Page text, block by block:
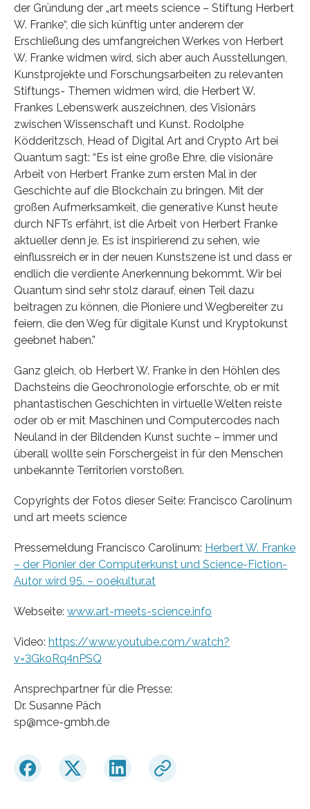
der Gründung der „art meets science – Stiftung Herbert
W. Franke“, die sich künftig unter anderem der
Erschließung des umfangreichen Werkes von Herbert
W. Franke widmen wird, sich aber auch Ausstellungen,
Kunstprojekte und Forschungsarbeiten zu relevanten
Stiftungs- Themen widmen wird, die Herbert W.
Frankes Lebenswerk auszeichnen, des Visionärs
zwischen Wissenschaft und Kunst. Rodolphe
Ködderitzsch, Head of Digital Art and Crypto Art bei
Quantum sagt: “Es ist eine große Ehre, die visionäre
Arbeit von Herbert Franke zum ersten Mal in der
Geschichte auf die Blockchain zu bringen. Mit der
großen Aufmerksamkeit, die generative Kunst heute
durch NFTs erfährt, ist die Arbeit von Herbert Franke
aktueller denn je. Es ist inspirierend zu sehen, wie
einflussreich er in der neuen Kunstszene ist und dass er
endlich die verdiente Anerkennung bekommt. Wir bei
Quantum sind sehr stolz darauf, einen Teil dazu
beitragen zu können, die Pioniere und Wegbereiter zu
feiern, die den Weg für digitale Kunst und Kryptokunst
geebnet haben.”
Ganz gleich, ob Herbert W. Franke in den Höhlen des
Dachsteins die Geochronologie erforschte, ob er mit
phantastischen Geschichten in virtuelle Welten reiste
oder ob er mit Maschinen und Computercodes nach
Neuland in der Bildenden Kunst suchte – immer und
überall wollte sein Forschergeist in für den Menschen
unbekannte Territorien vorstoßen.
Copyrights der Fotos dieser Seite: Francisco Carolinum
und art meets science
Pressemeldung Francisco Carolinum: Herbert W. Franke
– der Pionier der Computerkunst und Science-Fiction-
Autor wird 95. – ooekultur.at
Webseite: www.art-meets-science.info
Video: https://www.youtube.com/watch?
v=3GkoRq4nPSQ
Ansprechpartner für die Presse:
Dr. Susanne Päch
sp@mce-gmbh.de